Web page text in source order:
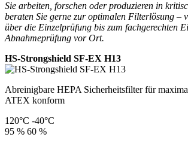
Sie arbeiten, forschen oder produzieren in
beraten Sie gerne zur optimalen Filterlösung –
über die Einzelprüfung bis zum fachgerechten
Abnahmeprüfung vor Ort.
HS-Strongshield SF-EX H13
Abreinigbare HEPA Sicherheitsfilter für
ATEX konform
120°C -40°C
95 % 60 %